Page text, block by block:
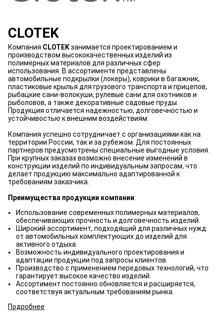
CLOTEK
Компания CLOTEKзанимается проектированием и
производством высококачественных изделий из
полимерных материалов для различных сфер
использования. В ассортименте представлены
автомобильные подкрылки (локеры), коврики в багажник,
пластиковые крылья для грузового транспорта и прицепов,
рыбацкие сани-волокуши, рулевые сани для охотников и
рыболовов, а также декоративные садовые пруды.
Продукция отличается надежностью, долговечностью и
устойчивостью к внешним воздействиям.
Компания успешно сотрудничает с организациями как на
территории России, так и за рубежом. Для постоянных
партнеров предусмотрены специальные выгодные условия.
При крупных заказах возможно внесение изменений в
конструкции изделий по индивидуальным запросам, что
делает продукцию максимально адаптированной к
требованиям заказчика.
Преимущества продукции компании:
Использование современных полимерных материалов,
обеспечивающих прочность и долговечность изделий.
Широкий ассортимент, подходящий для различных нужд:
от автомобильных комплектующих до изделий для
активного отдыха.
Возможность индивидуального проектирования и
адаптации продукции под запросы клиентов.
Производство с применением передовых технологий, что
гарантирует высокое качество изделий.
Ассортимент постоянно обновляется и расширяется,
соответствуя актуальным требованиям рынка.
Подробнее